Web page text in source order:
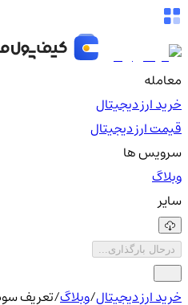
معامله
خرید ارز دیجیتال
قیمت ارز دیجیتال
سرویس ها
وبلاگ
سایر
درحال بارگذاری...
خرید ارز دیجیتال/وبلاگ/تعریف